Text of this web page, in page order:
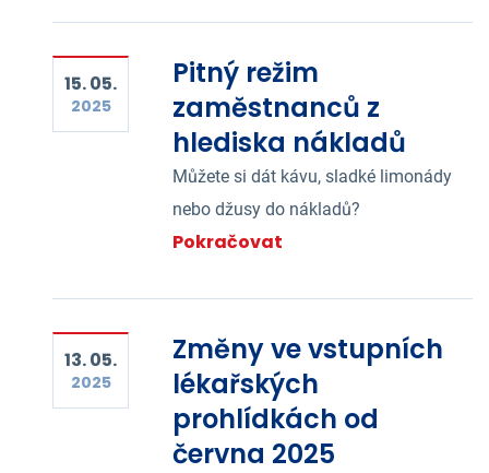
15. 05.
2025
Pitný režim
zaměstnanců z
hlediska nákladů
Můžete si dát kávu, sladké limonády
nebo džusy do nákladů?
Pokračovat
13. 05.
2025
Změny ve vstupních
lékařských
prohlídkách od
června 2025